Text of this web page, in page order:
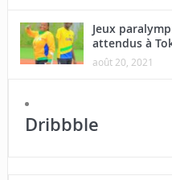
Jeux
attendus à
août 20, 2021
Dribbble